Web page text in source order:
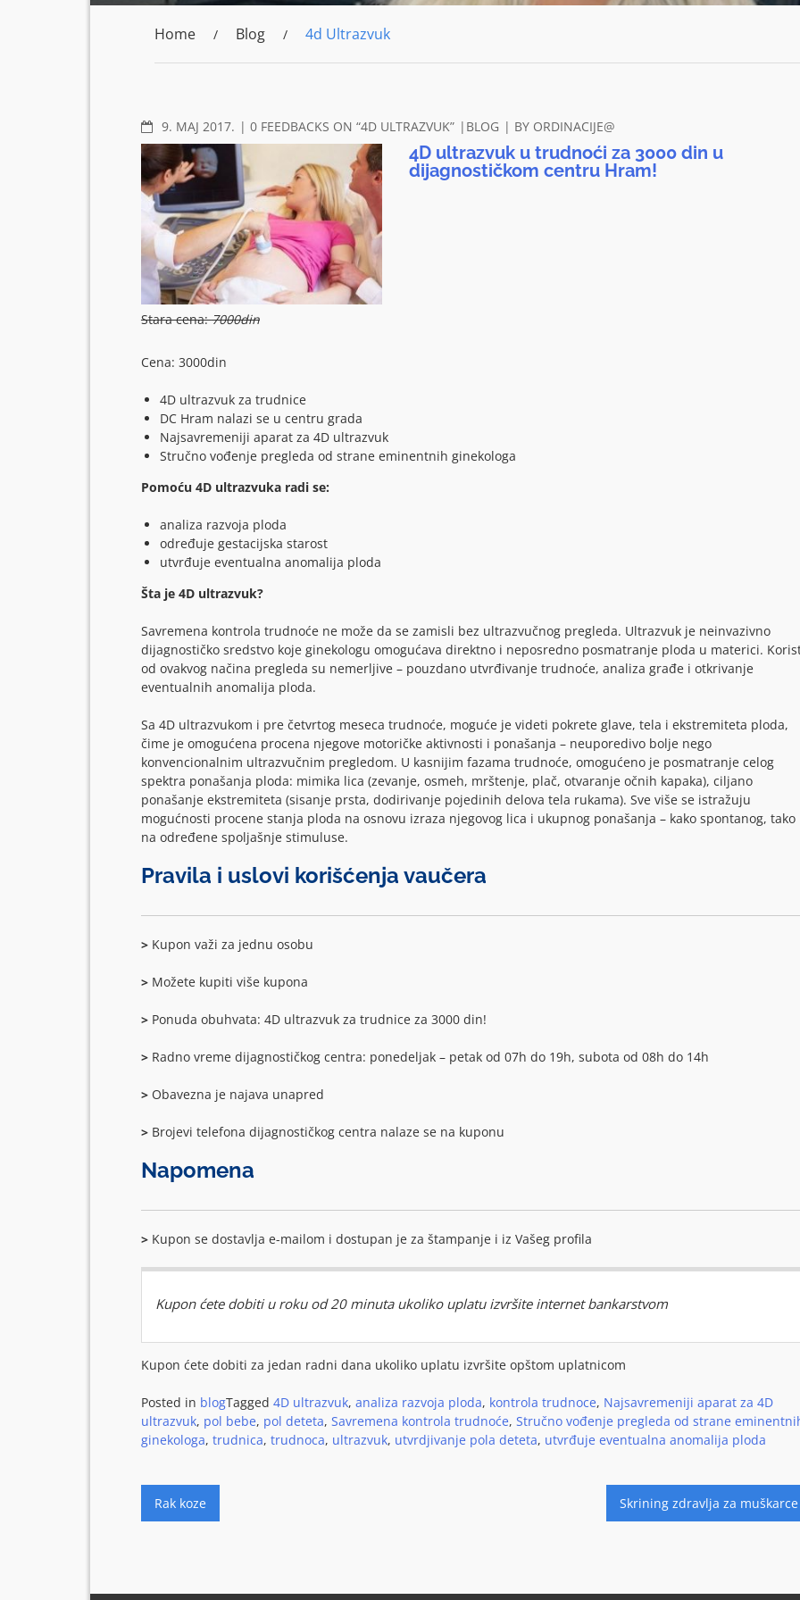
Home Blog 4d Ultrazvuk
9. МАЈ 2017. COMMENTS
0 FEEDBACKS ON “4D ULTRAZVUK” BLOG BY ORDINACIJE@
4D ultrazvuk u trudnoći za 3000 din u
dijagnostičkom centru Hram!
Stara cena:7000din
Cena: 3000din
4D ultrazvuk za trudnice
DC Hram nalazi se u centru grada
Najsavremeniji aparat za 4D ultrazvuk
Stručno vođenje pregleda od strane eminentnih ginekologa
Pomoću 4D ultrazvuka radi se:
analiza razvoja ploda
određuje gestacijska starost
utvrđuje eventualna anomalija ploda
Šta je 4D ultrazvuk?
Savremena kontrola trudnoće ne može da se zamisli bez ultrazvučnog pregleda. Ultrazvuk je neinvazivno
dijagnostičko sredstvo koje ginekologu omogućava direktno i neposredno posmatranje ploda u materici.
od ovakvog načina pregleda su nemerljive – pouzdano utvrđivanje trudnoće, analiza građe i otkrivanje
eventualnih anomalija ploda.
Sa 4D ultrazvukom i pre četvrtog meseca trudnoće, moguće je videti pokrete glave, tela i ekstremiteta ploda,
čime je omogućena procena njegove motoričke aktivnosti i ponašanja – neuporedivo bolje nego
konvencionalnim ultrazvučnim pregledom. U kasnijim fazama trudnoće, omogućeno je posmatranje celog
spektra ponašanja ploda: mimika lica (zevanje, osmeh, mrštenje, plač, otvaranje očnih kapaka), ciljano
ponašanje ekstremiteta (sisanje prsta, dodirivanje pojedinih delova tela rukama). Sve više se istražuju
mogućnosti procene stanja ploda na osnovu izraza njegovog lica i ukupnog ponašanja – kako spontanog, tako
na određene spoljašnje stimuluse.
Pravila i uslovi korišćenja vaučera
>Kupon važi za jednu osobu
>Možete kupiti više kupona
>Ponuda obuhvata: 4D ultrazvuk za trudnice za 3000 din!
> Radno vreme dijagnostičkog centra: ponedeljak – petak od 07h do 19h, subota od 08h do 14h
> Obavezna je najava unapred
> Brojevi telefona dijagnostičkog centra nalaze se na kuponu
Napomena
> Kupon se dostavlja e-mailom i dostupan je za štampanje i iz Vašeg profila
Kupon ćete dobiti u roku od 20 minuta ukoliko uplatu izvršite internet bankarstvom
Kupon ćete dobiti za jedan radni dana ukoliko uplatu izvršite opštom uplatnicom
Posted in blogTagged 4D ultrazvuk, analiza razvoja ploda, kontrola trudnoce, Najsavremeniji aparat za 4D
ultrazvuk, pol bebe, pol deteta, Savremena kontrola trudnoće, Stručno vođenje pregleda od strane
ginekologa, trudnica, trudnoca, ultrazvuk, utvrdjivanje pola deteta, utvrđuje eventualna anomalija ploda
Кретање
чланка
Rak koze Skrining zdravlja za muškarce